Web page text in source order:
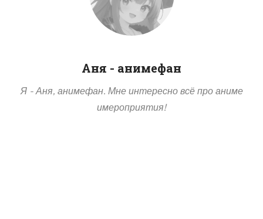
Аня - анимефан
Я - Аня, анимефан. Мне интересно всё про аниме
имероприятия!